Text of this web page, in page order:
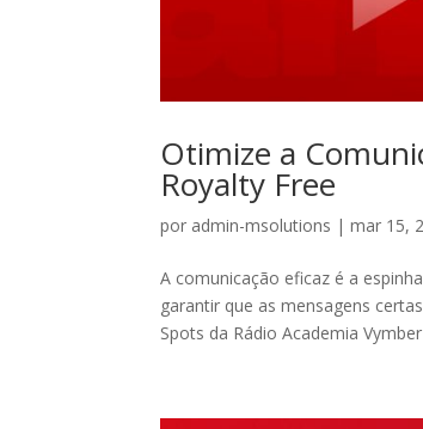
Otimize a
Royalty Free
por admin-msolutions |mar 15,
A comunicação eficaz é a
garantir que as mensagens
Spots da Rádio Academia